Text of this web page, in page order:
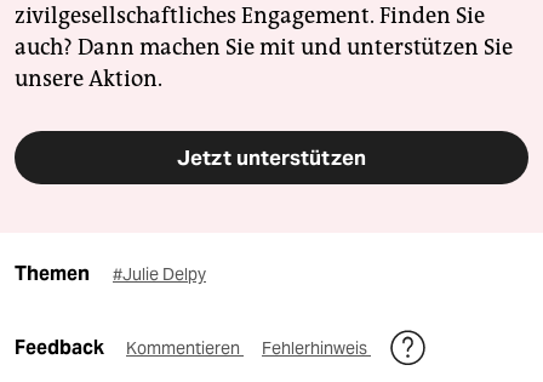
zivilgesellschaftliches Engagement. Finden Sie
auch? Dann machen Sie mit und unterstützen Sie
unsere Aktion.
Jetzt unterstützen
Themen #Julie Delpy
Feedback Kommentieren Fehlerhinweis